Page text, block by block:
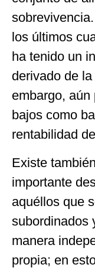
los últimos
ha tenido un
derivado de
embargo,
bajos como
rentabilidad
Existe
importante
aquéllos que
subordinados
manera
propia; en